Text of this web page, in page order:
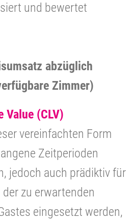
und bewertet
abzüglich
Zimmer)
Value (CLV)
vereinfachten Form
Zeitperioden
jedoch auch prädiktiv für
zu erwartenden
eingesetzt werden,